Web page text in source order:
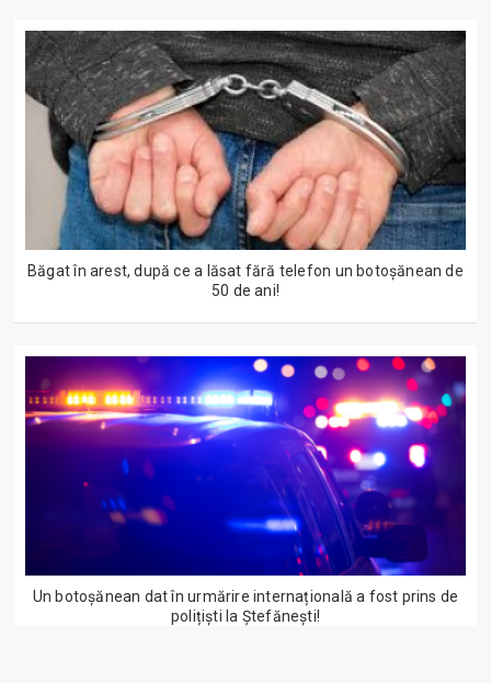
Băgat în arest, după ce a lăsat fără telefon un botoșănean de
50 de ani!
Un botoșănean dat în urmărire internațională a fost prins de
polițiști la Ștefănești!